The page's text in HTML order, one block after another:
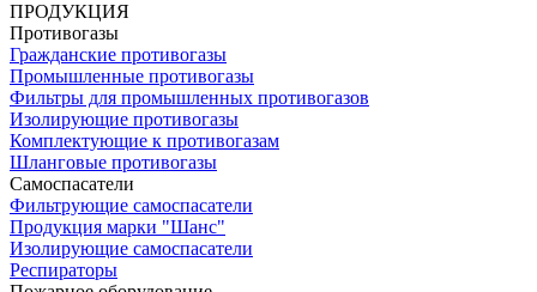
ПРОДУКЦИЯ
Противогазы
Гражданские противогазы
Промышленные противогазы
Фильтры для промышленных противогазов
Изолирующие противогазы
Комплектующие к противогазам
Шланговые противогазы
Самоспасатели
Фильтрующие самоспасатели
Продукция марки "Шанс"
Изолирующие самоспасатели
Респираторы